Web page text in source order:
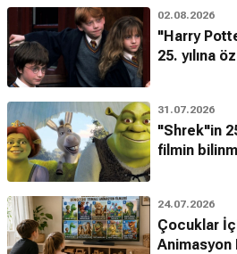
02.08.2026
"Harry
25. yılına
31.07.2026
"Shrek"in
filmin
24.07.2026
Çocuklar
Animasyon